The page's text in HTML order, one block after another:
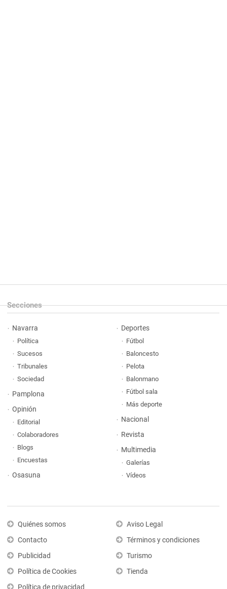
Secciones
Navarra
Política
Sucesos
Tribunales
Sociedad
Pamplona
Opinión
Editorial
Colaboradores
Blogs
Encuestas
Osasuna
Deportes
Fútbol
Baloncesto
Pelota
Balonmano
Fútbol sala
Más deporte
Nacional
Revista
Multimedia
Galerías
Vídeos
Quiénes somos
Contacto
Publicidad
Política de Cookies
Aviso Legal
Términos y condiciones
Turismo
Tienda